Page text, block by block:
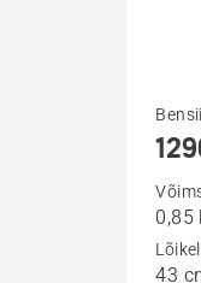
Vaata
rohkem
toote
129C
0,85
43